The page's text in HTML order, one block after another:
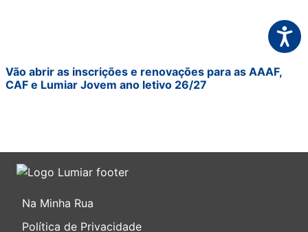
Vão abrir as inscrições e renovações para as AAAF,
CAF e Lumiar Jovem ano letivo 26/27
Na Minha Rua
Política de Privacidade